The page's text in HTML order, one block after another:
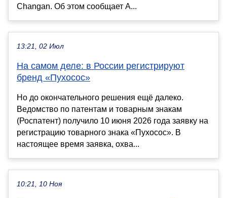
Changan. Об этом сообщает A...
13:21, 02 Июл
На самом деле: в России регистрируют
бренд «Пухосос»
Но до окончательного решения ещё далеко.
Ведомство по патентам и товарным знакам
(Роспатент) получило 10 июня 2026 года заявку на
регистрацию товарного знака «Пухосос». В
настоящее время заявка, охва...
10:21, 10 Ноя